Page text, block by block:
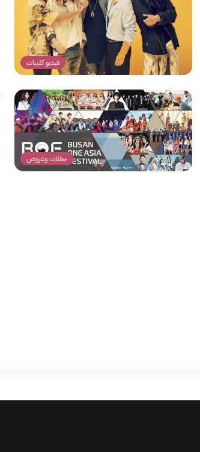
فيديو كليبات
حفلات وعروض